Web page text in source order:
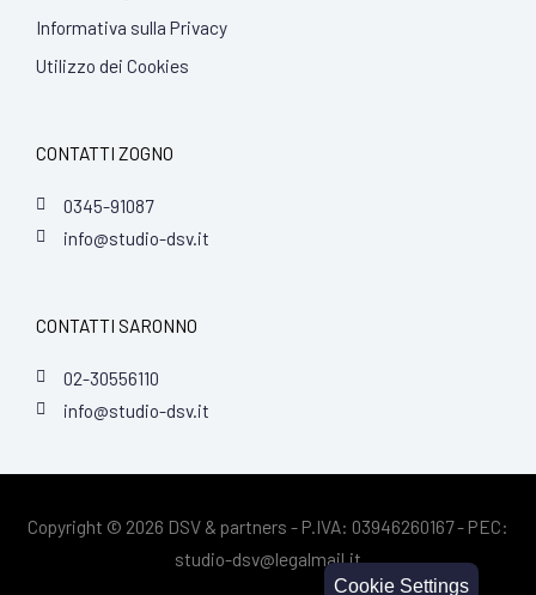
Informativa sulla Privacy
Utilizzo dei Cookies
CONTATTI ZOGNO
0345-91087
info@studio-dsv.it
CONTATTI SARONNO
02-30556110
info@studio-dsv.it
Copyright © 2026 DSV & partners - P.IVA: 03946260167 - PEC:
studio-dsv@legalmail.it
Cookie Settings